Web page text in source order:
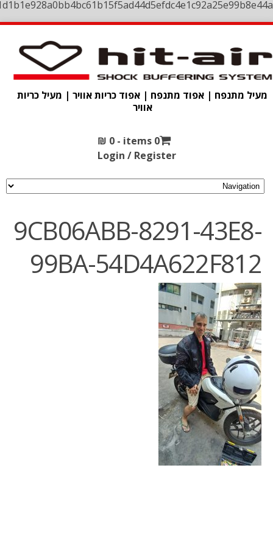
מעיל מתנפח | אפוד מתנפח | אפוד כריות אוויר | מעיל כריות
אוויר
0 items -
₪ 0
Login / Register
9CB06ABB-8291-43E8-
99BA-54D4A622F812